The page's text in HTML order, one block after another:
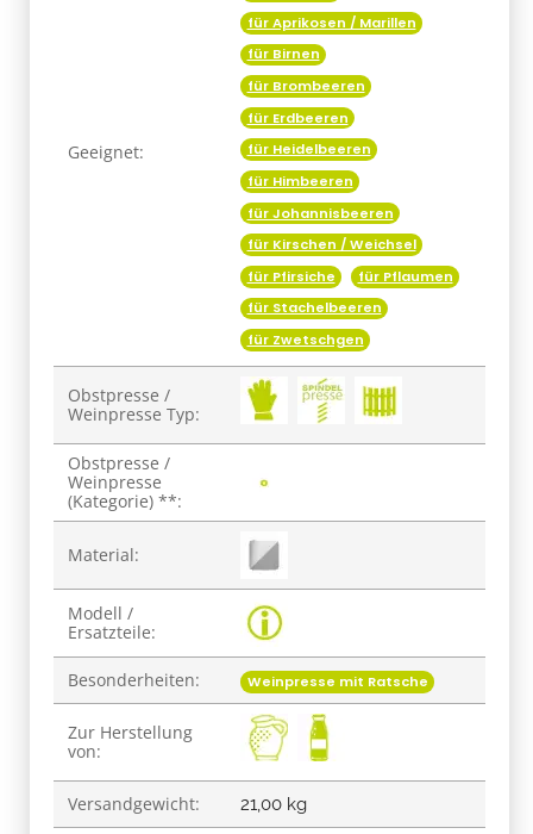
Geeignet:
für Aprikosen / Marillen
für Birnen
für Brombeeren
für Erdbeeren
für Heidelbeeren
für Himbeeren
für Johannisbeeren
für Kirschen / Weichsel
für Pfirsiche
für Pflaumen
für Stachelbeeren
für Zwetschgen
Obstpresse /
Weinpresse Typ:
Obstpresse /
Weinpresse
(Kategorie) **:
Material:
Modell /
Ersatzteile:
Besonderheiten: Weinpresse mit Ratsche
Zur Herstellung
von:
Versandgewicht: 21,00 kg